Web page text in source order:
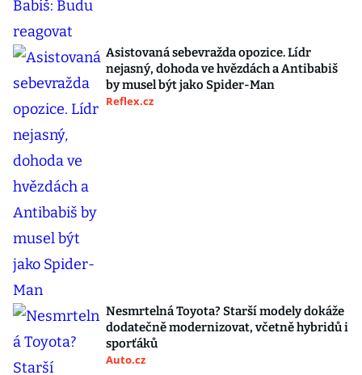
Asistovaná sebevražda opozice. Lídr
nejasný, dohoda ve hvězdách a Antibabiš
by musel být jako Spider-Man
Reflex.cz
Nesmrtelná Toyota? Starší modely dokáže
dodatečně modernizovat, včetně hybridů i
sporťáků
Auto.cz